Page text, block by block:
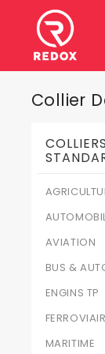
Collier
AVIATION
BUS &
ENGINS TP
MARITIME